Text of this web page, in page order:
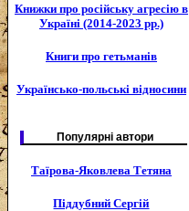
Книжки про російську агресію в
Україні (2014-2023 рр.)
Книги про гетьманів
Українсько-польські відносини
Популярні автори
Таїрова-Яковлева Тетяна
Піддубний Сергій